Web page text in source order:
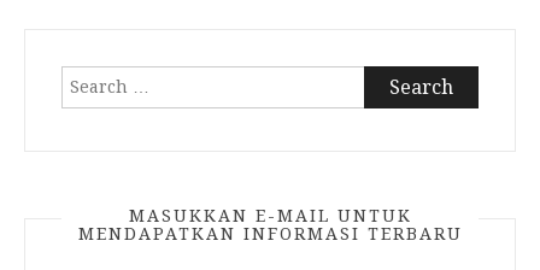
Search
MASUKKAN E-MAIL UNTUK
MENDAPATKAN INFORMASI TERBARU